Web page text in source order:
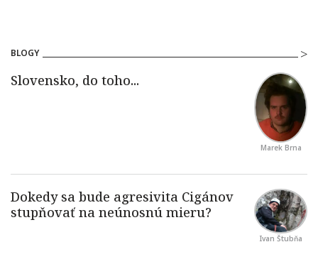
BLOGY
Marek Brna
Ivan Štubňa